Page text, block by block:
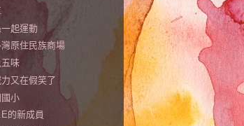
起運動
原住民族商場
味
又在假笑了
小
的新成員